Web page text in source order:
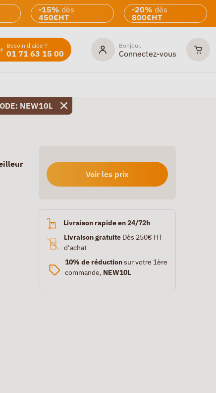
-15% dès
450€HT
-20% dès
800€HT
Besoin d'aide ?
01 71 63 15 00
Bonjour,
Connectez-vous
NEW10L
Voir les prix
Livraison rapide en 24/72h
Livraison gratuiteDès 250€ HT
d’achat
10% de réductionsur votre 1ère
commande, NEW10L